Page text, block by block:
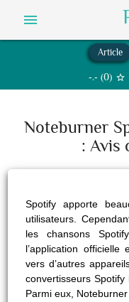
menu
Article
‐.‐ (0) star_border
Noteburner
: Avis
Spotify apporte
utilisateurs.
les chansons
l’application
vers d’autres
convertisseurs
Parmi eux,